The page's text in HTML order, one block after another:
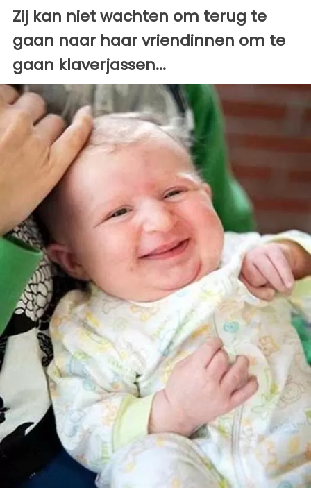
Zij kan niet wachten om terug te
gaan naar haar vriendinnen om te
gaan klaverjassen...